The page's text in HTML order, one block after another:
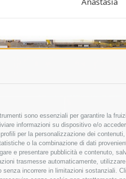
sono essenziali per garantire la
informazioni su dispositivo e/o
per la personalizzazione dei
o la combinazione di dati
e presentare pubblicità e contenuto,
trasmesse automaticamente,
incorrere in limitazioni sostanziali.